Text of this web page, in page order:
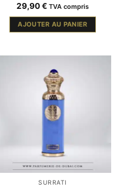
29,90€ TVA compris
AJOUTER AU PANIER
SURRATI